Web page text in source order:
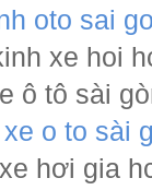
oto sai
xe hoi
ô tô sài
o to sài
hơi gia